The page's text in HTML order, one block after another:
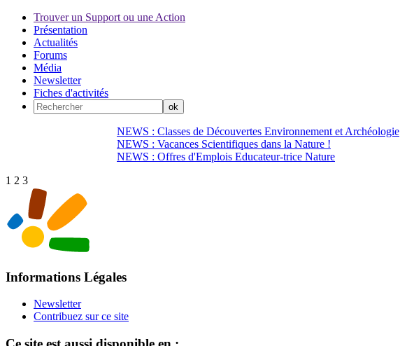
Trouver un Support ou une Action
Présentation
Actualités
Forums
Média
Newsletter
Fiches d'activités
NEWS : Classes de Découvertes Environnement et Archéologie
NEWS : Vacances Scientifiques dans la Nature !
NEWS : Offres d'Emplois Educateur-trice Nature
1 2 3
Informations Légales
Newsletter
Contribuez sur ce site